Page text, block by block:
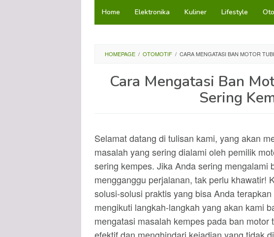
LoncatHome Elektronika Kuliner Lifestyle
HOMEPAGE / OTOMOTIF / CARA MENGATASI BAN MOTOR
Cara Mengatasi Ban
Sering
Selamat datang di tulisan kami, yang akan
masalah yang sering dialami oleh pemilik
sering kempes. Jika Anda sering mengalami
mengganggu perjalanan, tak perlu khawatir!
solusi-solusi praktis yang bisa Anda
mengikuti langkah-langkah yang akan kami
mengatasi masalah kempes pada ban motor